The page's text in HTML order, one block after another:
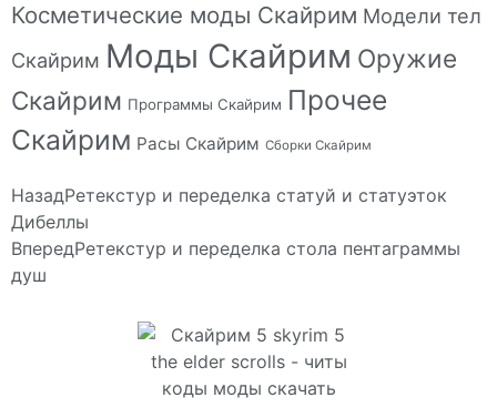
Косметические моды Скайрим Модели тел
Скайрим Моды Скайрим Оружие
Скайрим Программы Скайрим Прочее
Скайрим Расы Скайрим Сборки Скайрим
НазадРетекстур и переделка статуй и статуэток
Дибеллы
ВпередРетекстур и переделка стола пентаграммы
душ